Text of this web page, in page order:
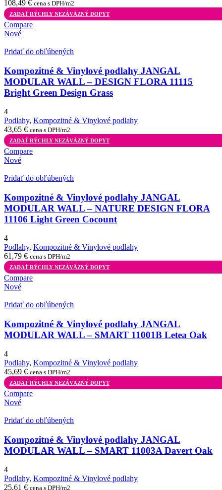
108,49 € cena s DPH/m2
ZADAŤ RÝCHLY NEZÁVÄZNÝ DOPYT
Compare
Nové
Pridať do obľúbených
Kompozitné & Vinylové podlahy JANGAL
MODULAR WALL – DESIGN FLORA 11115
Bright Green Design Grass
4
Podlahy, Kompozitné & Vinylové podlahy
43,65 € cena s DPH/m2
ZADAŤ RÝCHLY NEZÁVÄZNÝ DOPYT
Compare
Nové
Pridať do obľúbených
Kompozitné & Vinylové podlahy JANGAL
MODULAR WALL – NATURE DESIGN FLORA
11106 Light Green Cocount
4
Podlahy, Kompozitné & Vinylové podlahy
61,79 € cena s DPH/m2
ZADAŤ RÝCHLY NEZÁVÄZNÝ DOPYT
Compare
Nové
Pridať do obľúbených
Kompozitné & Vinylové podlahy JANGAL
MODULAR WALL – SMART 11001B Letea Oak
4
Podlahy, Kompozitné & Vinylové podlahy
45,69 € cena s DPH/m2
ZADAŤ RÝCHLY NEZÁVÄZNÝ DOPYT
Compare
Nové
Pridať do obľúbených
Kompozitné & Vinylové podlahy JANGAL
MODULAR WALL – SMART 11003A Davert Oak
4
Podlahy, Kompozitné & Vinylové podlahy
25,61 € cena s DPH/m2